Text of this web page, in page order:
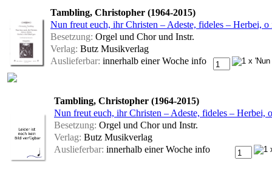
Tambling, Christopher (1964-2015)
Nun freut euch, ihr Christen – Adeste, fideles – Herbei,
Besetzung: Orgel und Chor und Instr.
Verlag: Butz Musikverlag
Auslieferbar: innerhalb einer Woche info
Tambling, Christopher (1964-2015)
Nun freut euch, ihr Christen – Adeste, fideles – Herbei,
Besetzung: Orgel und Chor und Instr.
Verlag: Butz Musikverlag
Auslieferbar: innerhalb einer Woche info